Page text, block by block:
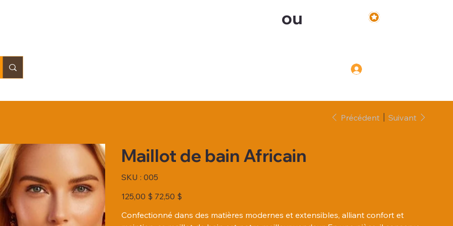
ou
Précédent Suivant
Maillot de bain Africain
SKU :
SKU
005
005
Prix
d’origine
125,00 $ Prix
promotionnel
72,50 $
Confectionné dans des matières modernes et extensibles, alliant confort et